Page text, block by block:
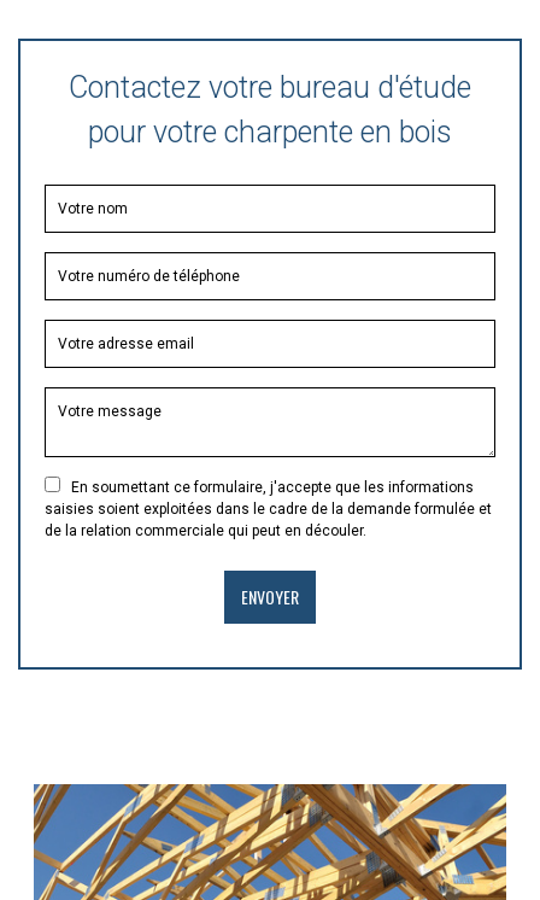
Contactez votre bureau d'étude
pour votre charpente en bois
En soumettant ce formulaire, j'accepte que les informations
saisies soient exploitées dans le cadre de la demande formulée et
de la relation commerciale qui peut en découler.